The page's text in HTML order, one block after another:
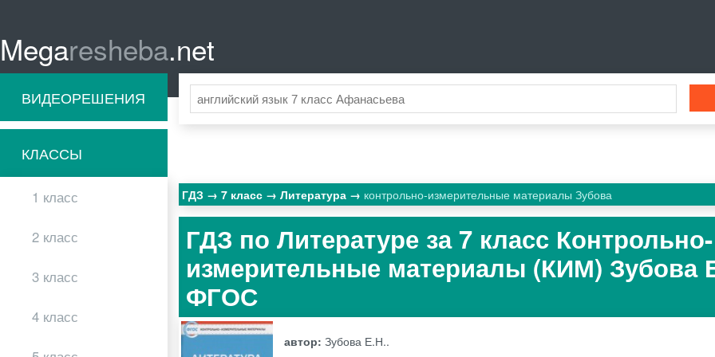
Megaresheba.net
ВИДЕОРЕШЕНИЯ
КЛАССЫ
1 класс
2 класс
3 класс
4 класс
ГДЗ 7 класс Литература контрольно-измерительные материалы Зубова
ГДЗ по Литературе за 7 класс Контрольно-
измерительные материалы (КИМ) Зубова
ФГОС
автор:Зубова Е.Н..